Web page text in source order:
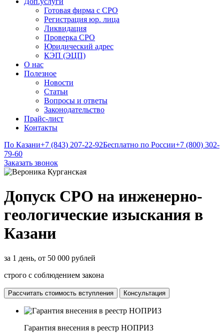
Готовая фирма с СРО
Регистрация юр. лица
Ликвидация
Проверка СРО
Юридический адрес
КЭП (ЭЦП)
О нас
Полезное
Новости
Статьи
Вопросы и ответы
Законодательство
Прайс-лист
Контакты
По Казани+7 (843) 207-22-92Бесплатно по России+7 (800) 302-
79-60
Заказать звонок
Допуск СРО на инженерно-
геологические изыскания в
Казани
за 1 день, от 50 000 рублей
строго с соблюдением закона
Рассчитать стоимость вступления Консультация
Гарантия внесения в реестр НОПРИЗ